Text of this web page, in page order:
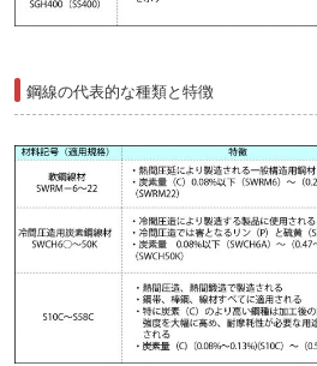
鋼線の代表的な種類と特徴